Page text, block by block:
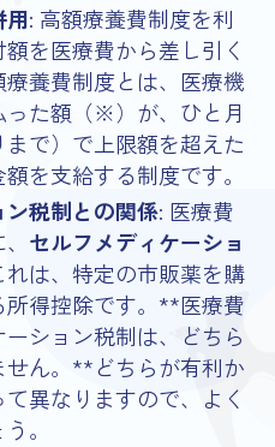
用: 高額療養費制度を利
を医療費から差し引く
養費制度とは、医療機
った額（※）が、ひと月
まで）で上限額を超えた
を支給する制度です。
税制との関係: 医療費
セルフメディケーショ
は、特定の市販薬を購
所得控除です。**医療費
ション税制は、どちら
ん。**どちらが有利か
異なりますので、よく
。